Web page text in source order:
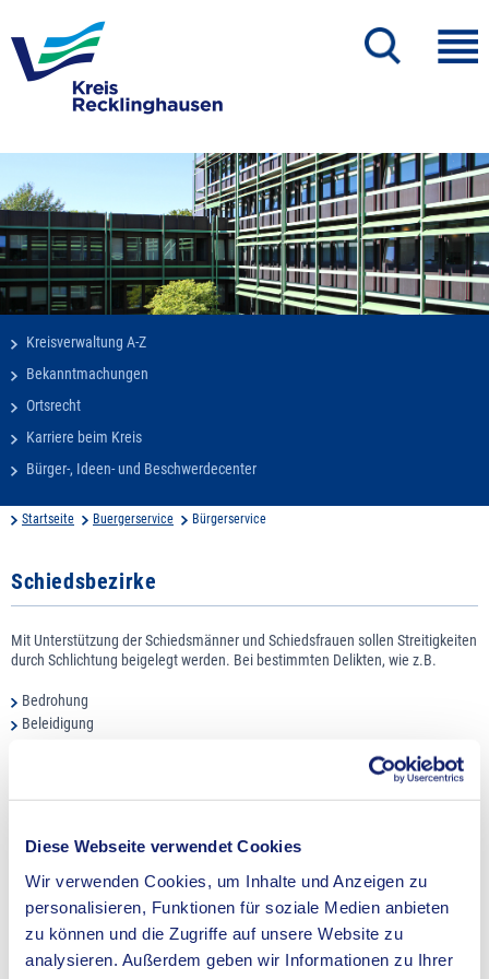
Diese Webseite verwendet Cookies
Wir verwenden Cookies, um Inhalte und Anzeigen zu
personalisieren, Funktionen für soziale Medien anbieten
zu können und die Zugriffe auf unsere Website zu
analysieren. Außerdem geben wir Informationen zu Ihrer
Kreisverwaltung A-Z
Bekanntmachungen
Ortsrecht
Karriere beim Kreis
Bürger-, Ideen- und Beschwerdecenter
Startseite Buergerservice Bürgerservice
Schiedsbezirke
Mit Unterstützung der Schiedsmänner und Schiedsfrauen sollen Streitigkeiten
durch Schlichtung beigelegt werden. Bei bestimmten Delikten, wie z.B.
Bedrohung
Beleidigung
Verletzung des Briefgeheimnisses
haben Sie die Möglichkeit, Ihr gutes Recht bei Gericht einzuklagen.
Bei den oben aufgeführten Delikten ist es aber gesetzlich zwingend
vorgeschrieben, vorher durch einen Besuch bei einem Schiedsmann oder
einer Schiedsfrau einen Schlichtungsversuch zu unternehmen und damit
die Gerichte zu entlasten.